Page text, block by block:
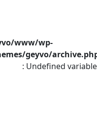
www/wp-
geyvo/
: Undefined